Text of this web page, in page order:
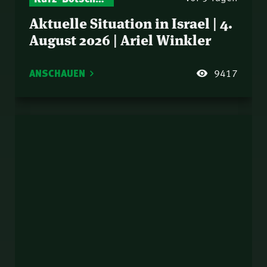
Aktuelle Situation in Israel | 4.
August 2026 | Ariel Winkler
ANSCHAUEN 9417